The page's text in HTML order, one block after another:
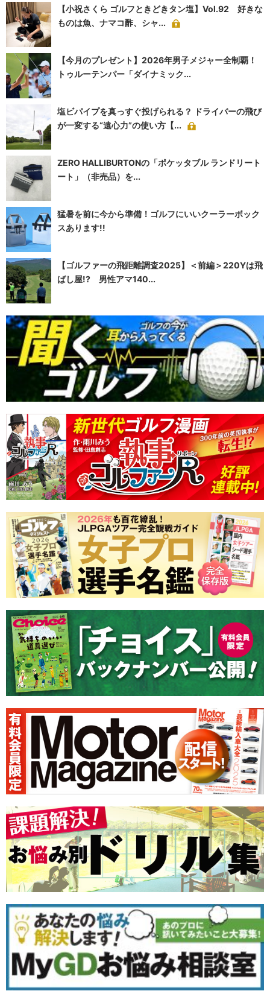
【小祝さくら ゴルフときどきタン塩】Vol.92 好きな
ものは魚、ナマコ酢、シャ...
【今月のプレゼント】2026年男子メジャー全制覇！
トゥルーテンパー「ダイナミック...
塩ビパイプを真っすぐ投げられる？ ドライバーの飛び
が一変する“遠心力”の使い方【...
ZERO HALLIBURTONの「ポケッタブル ランドリート
ート」（非売品）を...
猛暑を前に今から準備！ゴルフにいいクーラーボック
スあります!!
【ゴルファーの飛距離調査2025】＜前編＞220Yは飛
ばし屋!? 男性アマ140...